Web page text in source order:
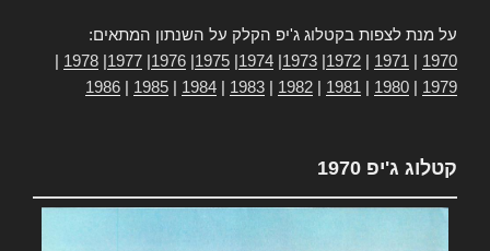
על מנת לצפות בקטלוג ג'יפ הקלק על השנתון המתאים:
1970
1971
1972
1973
1974
1975
1976
1977
1978
1979
1980
1981
1982
1983
1984
1985
1986
קטלוג ג'יפ 1970